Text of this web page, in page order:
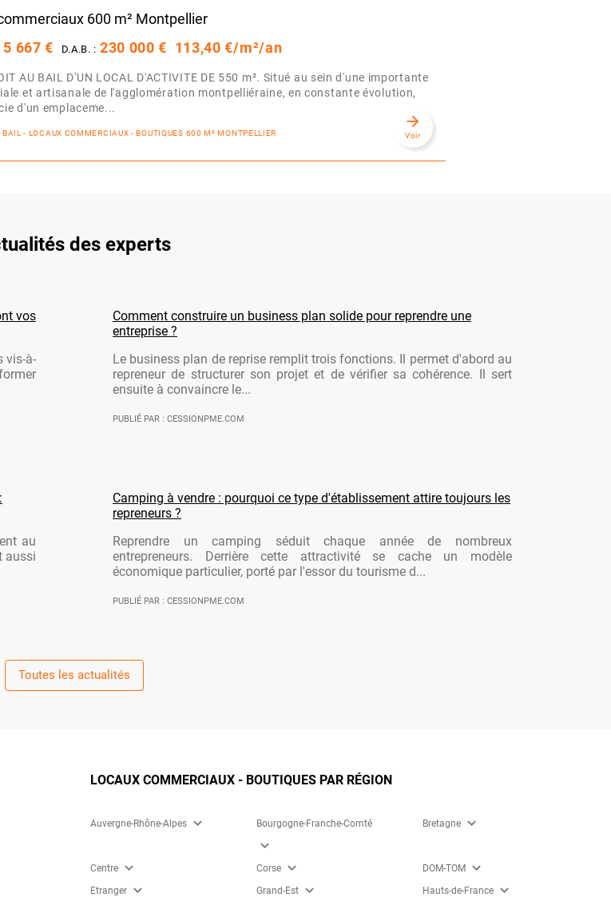
600 m² Montpellier
5 667 € D.A.B. : 230 000 € 113,40 €/m²/an
AU BAIL D'UN LOCAL D'ACTIVITE DE 550 m². Situé au sein d'une importante
et artisanale de l'agglomération montpelliéraine, en constante évolution,
d'un emplaceme...
- LOCAUX COMMERCIAUX - BOUTIQUES 600 M² MONTPELLIER
arrow_forward
Voir
des experts
vos
vis-à-
Comment construire un business plan solide pour reprendre une
entreprise ?
Le business plan de reprise remplit trois fonctions. Il permet d'abord au
repreneur de structurer son projet et de vérifier sa cohérence. Il sert
ensuite à convaincre le...
PUBLIÉ PAR : CESSIONPME.COM
au
aussi
Camping à vendre : pourquoi ce type d'établissement attire toujours les
repreneurs ?
Reprendre un camping séduit chaque année de nombreux
entrepreneurs. Derrière cette attractivité se cache un modèle
économique particulier, porté par l'essor du tourisme d...
PUBLIÉ PAR : CESSIONPME.COM
Toutes les actualités
LOCAUX COMMERCIAUX - BOUTIQUES PAR RÉGION
Auvergne-Rhône-Alpes expand_more Bourgogne-Franche-Comté
expand_more
Bretagne expand_more
Centre expand_more Corse expand_more DOM-TOM expand_more
Etranger expand_more Grand-Est expand_more Hauts-de-France expand_more